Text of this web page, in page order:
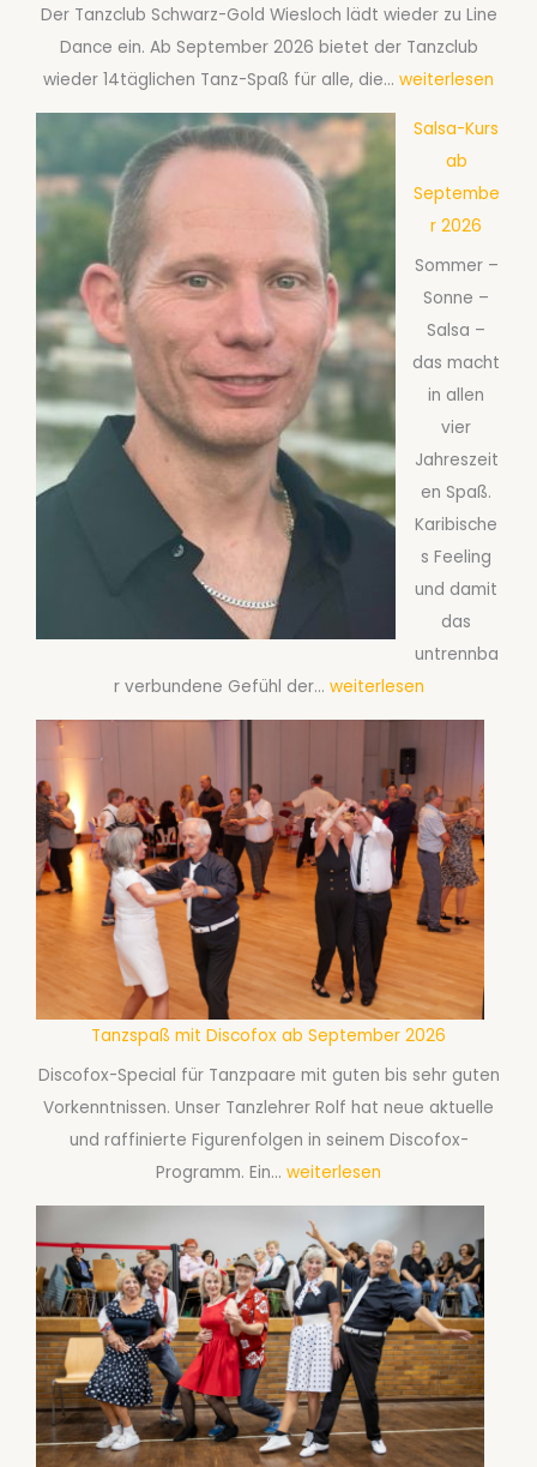
Der Tanzclub Schwarz-Gold Wiesloch lädt wieder zu Line
Dance ein. Ab September 2026 bietet der Tanzclub
wieder 14täglichen Tanz-Spaß für alle, die… L
g
t
e
S
n
g
e
-
T
n
z
a
S
p
t
e
m
b
e
weiterlesen
Salsa-Kurs
ab
Septembe
r 2026
Sommer –
Sonne –
Salsa –
das macht
in allen
vier
Jahreszeit
en Spaß.
Karibische
s Feeling
und damit
das
untrennba
r verbundene Gefühl der… S
a
a
-
K
s
a
b
S
e
p
t
e
m
b
e
r
2
0
2
weiterlesen
Tanzspaß mit Discofox ab September 2026
Discofox-Special für Tanzpaare mit guten bis sehr guten
Vorkenntnissen. Unser Tanzlehrer Rolf hat neue aktuelle
und raffinierte Figurenfolgen in seinem Discofox-
Programm. Ein… T
a
z
s
p
a
ß
m
weiterlesen